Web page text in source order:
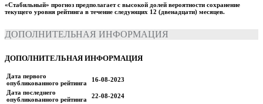
«Стабильный» прогноз предполагает с высокой долей вероятности сохранение
текущего уровня рейтинга в течение следующих 12 (двенадцати) месяцев.
ДОПОЛНИТЕЛЬНАЯ ИНФОРМАЦИЯ
ДОПОЛНИТЕЛЬНАЯ ИНФОРМАЦИЯ
Дата первого
опубликованного рейтинга
16-08-2023
Дата последнего
опубликованного рейтинга
22-08-2024